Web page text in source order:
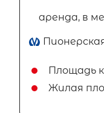
аренда, в
Площадь
Жилая